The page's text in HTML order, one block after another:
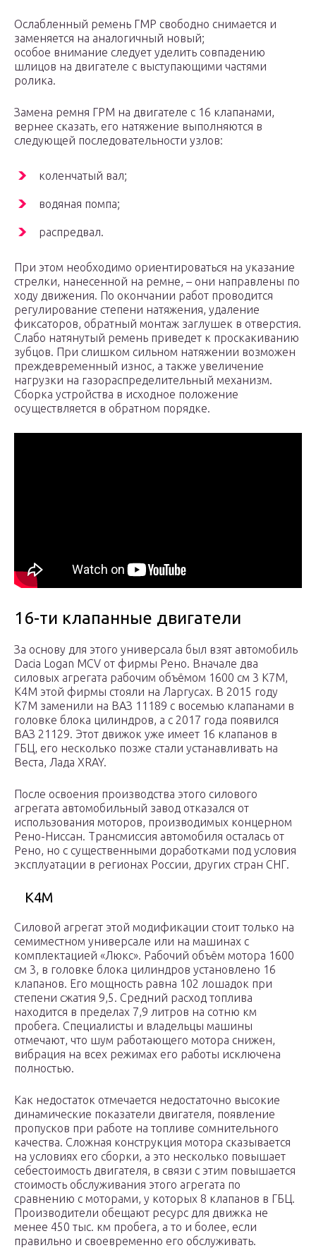
Ослабленный ремень ГМР свободно снимается и
заменяется на аналогичный новый;
особое внимание следует уделить совпадению
шлицов на двигателе с выступающими частями
ролика.
Замена ремня ГРМ на двигателе с 16 клапанами,
вернее сказать, его натяжение выполняются в
следующей последовательности узлов:
коленчатый вал;
водяная помпа;
распредвал.
При этом необходимо ориентироваться на указание
стрелки, нанесенной на ремне, – они направлены по
ходу движения. По окончании работ проводится
регулирование степени натяжения, удаление
фиксаторов, обратный монтаж заглушек в отверстия.
Слабо натянутый ремень приведет к проскакиванию
зубцов. При слишком сильном натяжении возможен
преждевременный износ, а также увеличение
нагрузки на газораспределительный механизм.
Сборка устройства в исходное положение
осуществляется в обратном порядке.
16-ти клапанные двигатели
За основу для этого универсала был взят автомобиль
Dacia Logan MCV от фирмы Рено. Вначале два
силовых агрегата рабочим объёмом 1600 см 3 К7М,
К4М этой фирмы стояли на Ларгусах. В 2015 году
К7М заменили на ВАЗ 11189 с восемью клапанами в
головке блока цилиндров, а с 2017 года появился
ВАЗ 21129. Этот движок уже имеет 16 клапанов в
ГБЦ, его несколько позже стали устанавливать на
Веста, Лада XRAY.
После освоения производства этого силового
агрегата автомобильный завод отказался от
использования моторов, производимых концерном
Рено-Ниссан. Трансмиссия автомобиля осталась от
Рено, но с существенными доработками под условия
эксплуатации в регионах России, других стран СНГ.
К4М
Силовой агрегат этой модификации стоит только на
семиместном универсале или на машинах с
комплектацией «Люкс». Рабочий объём мотора 1600
см 3, в головке блока цилиндров установлено 16
клапанов. Его мощность равна 102 лошадок при
степени сжатия 9,5. Средний расход топлива
находится в пределах 7,9 литров на сотню км
пробега. Специалисты и владельцы машины
отмечают, что шум работающего мотора снижен,
вибрация на всех режимах его работы исключена
полностью.
Как недостаток отмечается недостаточно высокие
динамические показатели двигателя, появление
пропусков при работе на топливе сомнительного
качества. Сложная конструкция мотора сказывается
на условиях его сборки, а это несколько повышает
себестоимость двигателя, в связи с этим повышается
стоимость обслуживания этого агрегата по
сравнению с моторами, у которых 8 клапанов в ГБЦ.
Производители обещают ресурс для движка не
менее 450 тыс. км пробега, а то и более, если
правильно и своевременно его обслуживать.